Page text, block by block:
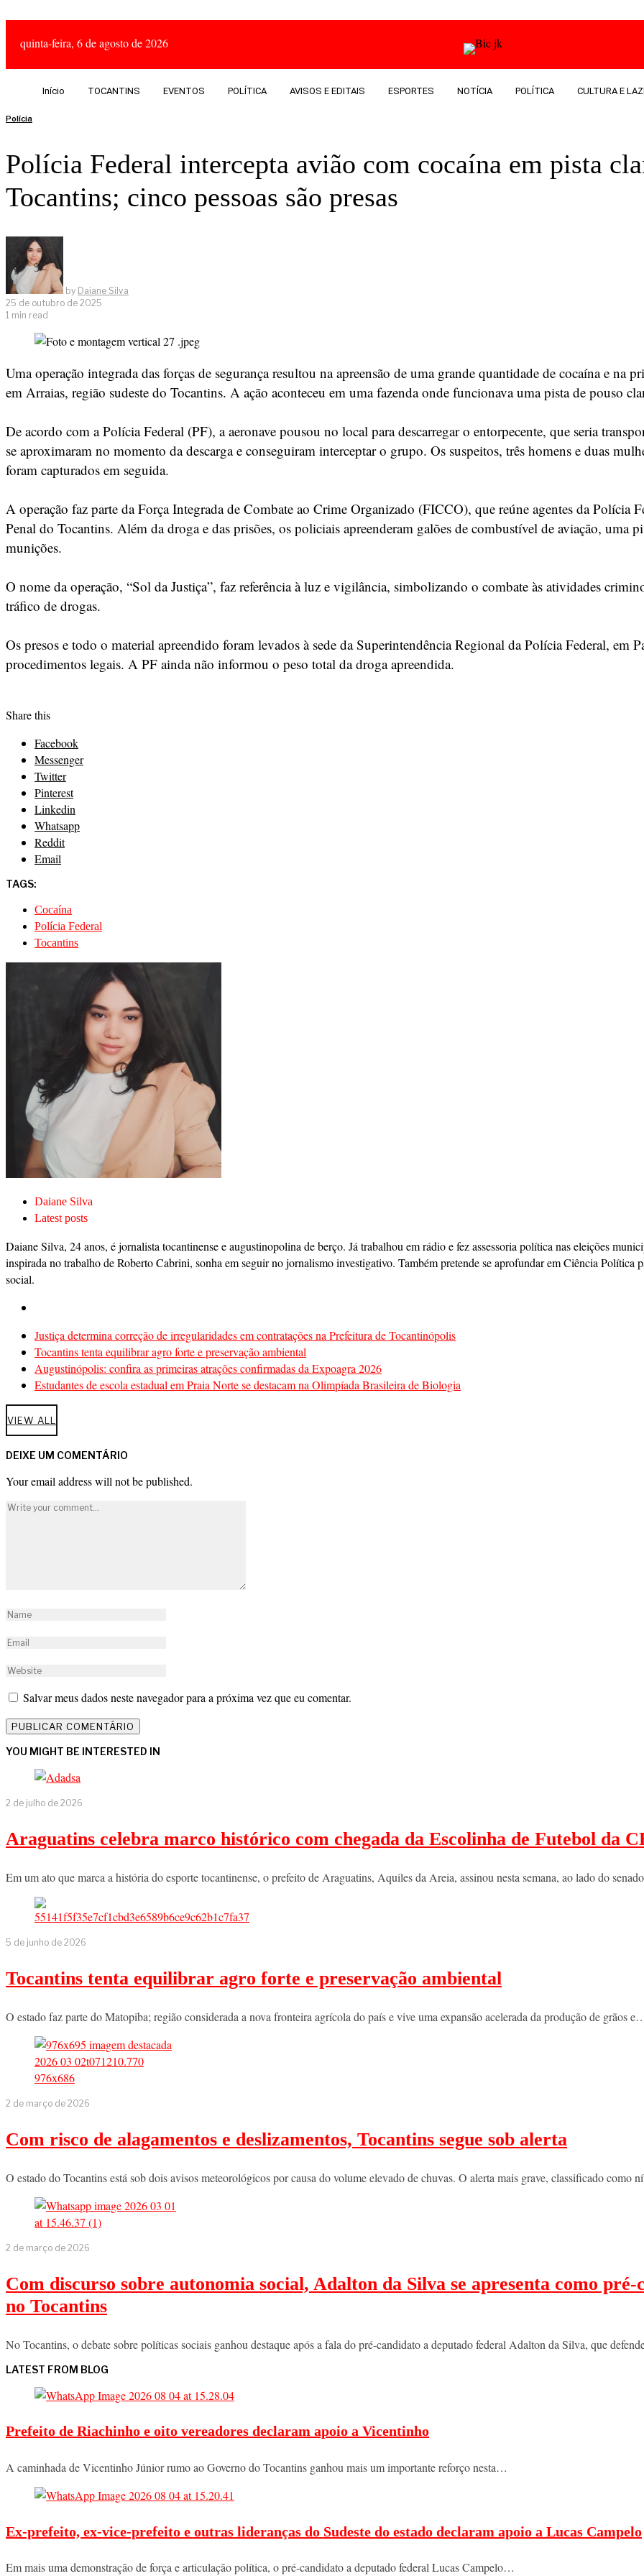
quinta-feira, 6 de agosto de 2026
Início TOCANTINS EVENTOS POLÍTICA AVISOS E EDITAIS ESPORTES NOTÍCIA POLÍTICA CULTURA E
Polícia
Polícia Federal intercepta avião com cocaína em pista
Tocantins; cinco pessoas são presas
by Daiane Silva
25 de outubro de 2025
1 min read
Uma operação integrada das forças de segurança resultou na apreensão de uma grande quantidade de cocaína e na
em Arraias, região sudeste do Tocantins. A ação aconteceu em uma fazenda onde funcionava uma pista de pouso
De acordo com a Polícia Federal (PF), a aeronave pousou no local para descarregar o entorpecente, que seria
se aproximaram no momento da descarga e conseguiram interceptar o grupo. Os suspeitos, três homens e duas
foram capturados em seguida.
A operação faz parte da Força Integrada de Combate ao Crime Organizado (FICCO), que reúne agentes da
Penal do Tocantins. Além da droga e das prisões, os policiais apreenderam galões de combustível de aviação, uma
munições.
O nome da operação, “Sol da Justiça”, faz referência à luz e vigilância, simbolizando o combate às atividades
tráfico de drogas.
Os presos e todo o material apreendido foram levados à sede da Superintendência Regional da Polícia Federal, em
procedimentos legais. A PF ainda não informou o peso total da droga apreendida.
Share this
Facebook
Messenger
Twitter
Pinterest
Linkedin
Whatsapp
Reddit
Email
TAGS:
Cocaína
Polícia Federal
Tocantins
Daiane Silva
Latest posts
Daiane Silva, 24 anos, é jornalista tocantinense e augustinopolina de berço. Já trabalhou em rádio e fez assessoria política nas eleições
inspirada no trabalho de Roberto Cabrini, sonha em seguir no jornalismo investigativo. Também pretende se aprofundar em Ciência Política
social.
Justiça determina correção de irregularidades em contratações na Prefeitura de Tocantinópolis
Tocantins tenta equilibrar agro forte e preservação ambiental
Augustinópolis: confira as primeiras atrações confirmadas da Expoagra 2026
Estudantes de escola estadual em Praia Norte se destacam na Olimpíada Brasileira de Biologia
VIEW ALL
DEIXE UM COMENTÁRIO
Your email address will not be published.
Salvar meus dados neste navegador para a próxima vez que eu comentar.
YOU MIGHT BE INTERESTED IN
2 de julho de 2026
Araguatins celebra marco histórico com chegada da Escolinha de Futebol da
Em um ato que marca a história do esporte tocantinense, o prefeito de Araguatins, Aquiles da Areia, assinou nesta semana, ao lado do
5 de junho de 2026
Tocantins tenta equilibrar agro forte e preservação ambiental
O estado faz parte do Matopiba; região considerada a nova fronteira agrícola do país e vive uma expansão acelerada da produção de grãos
2 de março de 2026
Com risco de alagamentos e deslizamentos, Tocantins segue sob alerta
O estado do Tocantins está sob dois avisos meteorológicos por causa do volume elevado de chuvas. O alerta mais grave, classificado como
2 de março de 2026
Com discurso sobre autonomia social, Adalton da Silva se apresenta como
no Tocantins
No Tocantins, o debate sobre políticas sociais ganhou destaque após a fala do pré-candidato a deputado federal Adalton da Silva, que
LATEST FROM BLOG
Prefeito de Riachinho e oito vereadores declaram apoio a Vicentinho
A caminhada de Vicentinho Júnior rumo ao Governo do Tocantins ganhou mais um importante reforço nesta…
Ex-prefeito, ex-vice-prefeito e outras lideranças do Sudeste do estado declaram apoio a Lucas Campelo
Em mais uma demonstração de força e articulação política, o pré-candidato a deputado federal Lucas Campelo…